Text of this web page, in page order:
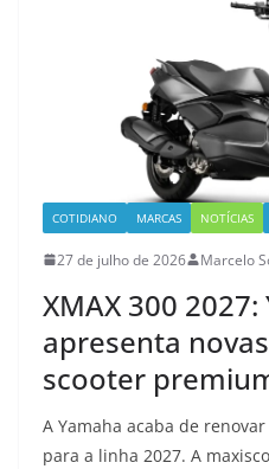
COTIDIANO MARCAS NOTÍCIAS
27 de julho de 2026 Marcelo
XMAX 300
apresenta
scooter
A Yamaha acaba de
para a linha 2027. A